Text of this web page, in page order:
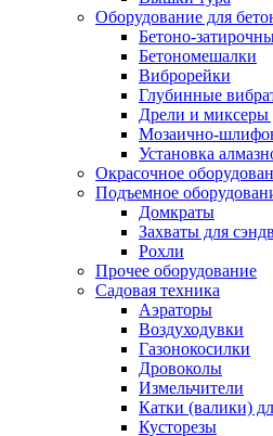
Оборудование для
Бетоно-
Бетономешалки
Виброрейки
Глубинные
Дрели и миксеры
Мозаично-
Установка
Окрасочное
Подъемное
Домкраты
Захваты для
Рохли
Прочее оборудование
Садовая техника
Аэраторы
Воздуходувки
Газонокосилки
Дровоколы
Измельчители
Катки (валики)
Кусторезы